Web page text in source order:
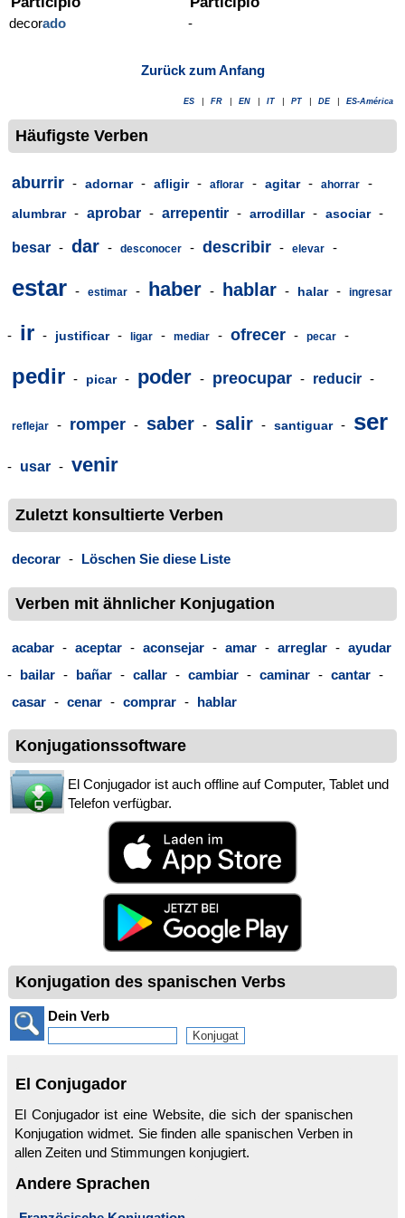
decorado -
Zurück zum Anfang
ES FR EN IT PT DE ES-América
Häufigste Verben
aburrir - adornar - afligir - aflorar - agitar - ahorrar -
alumbrar - aprobar - arrepentir - arrodillar - asociar -
besar - dar - desconocer - describir - elevar -
estar - estimar - haber - hablar - halar - ingresar
- ir - justificar - ligar - mediar - ofrecer - pecar -
pedir - picar - poder - preocupar - reducir -
reflejar - romper - saber - salir - santiguar - ser
- usar - venir
Zuletzt konsultierte Verben
decorar - Löschen Sie diese Liste
Verben mit ähnlicher Konjugation
acabar - aceptar - aconsejar - amar - arreglar - ayudar
- bailar - bañar - callar - cambiar - caminar - cantar -
casar - cenar - comprar - hablar
Konjugationssoftware
El Conjugador ist auch offline auf Computer, Tablet und
Telefon verfügbar.
Konjugation des spanischen Verbs
Dein Verb
El Conjugador
El Conjugador ist eine Website, die sich der spanischen
Konjugation widmet. Sie finden alle spanischen Verben in
allen Zeiten und Stimmungen konjugiert.
Andere Sprachen